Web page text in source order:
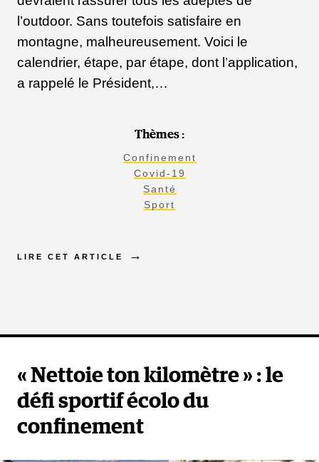
l’outdoor. Sans toutefois satisfaire en
montagne, malheureusement. Voici le
calendrier, étape, par étape, dont l’application,
a rappelé le Président,…
Thèmes :
Confinement
Covid-19
Santé
Sport
LIRE CET ARTICLE
« Nettoie ton kilomètre » : le
défi sportif écolo du
confinement